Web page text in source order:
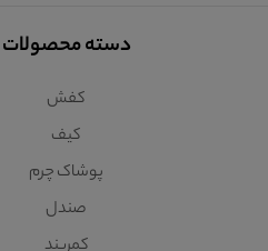
دسته محصولات
کفش
کیف
پوشاک چرم
صندل